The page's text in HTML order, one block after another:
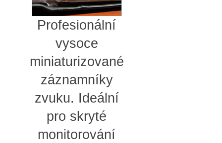
Profesionální
vysoce
miniaturizované
záznamníky
zvuku. Ideální
pro skryté
monitorování